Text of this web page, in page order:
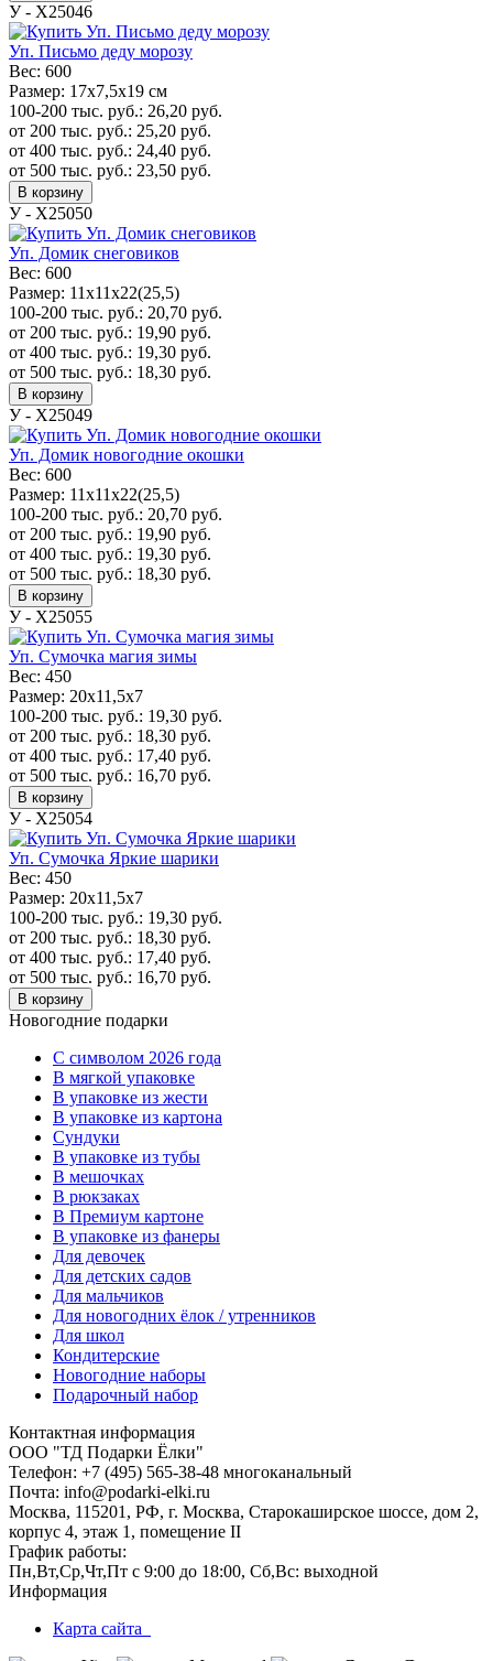
У - Х25046
Уп. Письмо деду морозу
Вес: 600
Размер: 17x7,5x19 см
100-200 тыс. руб.: 26,20 руб.
от 200 тыс. руб.: 25,20 руб.
от 400 тыс. руб.: 24,40 руб.
от 500 тыс. руб.: 23,50 руб.
В корзину
У - Х25050
Уп. Домик снеговиков
Вес: 600
Размер: 11х11х22(25,5)
100-200 тыс. руб.: 20,70 руб.
от 200 тыс. руб.: 19,90 руб.
от 400 тыс. руб.: 19,30 руб.
от 500 тыс. руб.: 18,30 руб.
В корзину
У - Х25049
Уп. Домик новогодние окошки
Вес: 600
Размер: 11х11х22(25,5)
100-200 тыс. руб.: 20,70 руб.
от 200 тыс. руб.: 19,90 руб.
от 400 тыс. руб.: 19,30 руб.
от 500 тыс. руб.: 18,30 руб.
В корзину
У - Х25055
Уп. Сумочка магия зимы
Вес: 450
Размер: 20x11,5x7
100-200 тыс. руб.: 19,30 руб.
от 200 тыс. руб.: 18,30 руб.
от 400 тыс. руб.: 17,40 руб.
от 500 тыс. руб.: 16,70 руб.
В корзину
У - Х25054
Уп. Сумочка Яркие шарики
Вес: 450
Размер: 20x11,5x7
100-200 тыс. руб.: 19,30 руб.
от 200 тыс. руб.: 18,30 руб.
от 400 тыс. руб.: 17,40 руб.
от 500 тыс. руб.: 16,70 руб.
В корзину
Новогодние подарки
C символом 2026 года
В мягкой упаковке
В упаковке из жести
В упаковке из картона
Сундуки
В упаковке из тубы
В мешочках
В рюкзаках
В Премиум картоне
В упаковке из фанеры
Для девочек
Для детских садов
Для мальчиков
Для новогодних ёлок / утренников
Для школ
Кондитерские
Новогодние наборы
Подарочный набор
Контактная информация
ООО "ТД Подарки Ёлки"
Телефон: +7 (495) 565-38-48 многоканальный
Почта: info@podarki-elki.ru
Москва, 115201, РФ, г. Москва, Старокаширское шоссе, дом 2,
корпус 4, этаж 1, помещение II
График работы:
Пн,Вт,Ср,Чт,Пт с 9:00 до 18:00, Сб,Вс: выходной
Информация
Карта сайта